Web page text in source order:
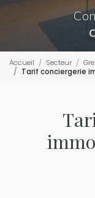
Accueil Secteur
Tarif conciergerie